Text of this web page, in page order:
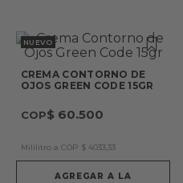
NUEVO
CREMA CONTORNO DE
OJOS GREEN CODE 15GR
$ 60.500
Mililitro a COP $ 4033,33
AGREGAR A LA